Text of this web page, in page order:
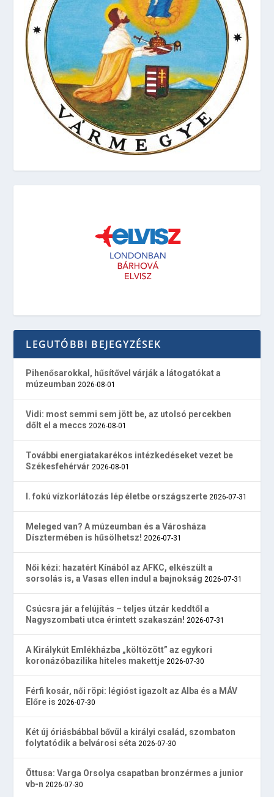
LEGUTÓBBI BEJEGYZÉSEK
Pihenősarokkal, hűsítővel várják a látogatókat a
múzeumban 2026-08-01
Vidi: most semmi sem jött be, az utolsó percekben
dőlt el a meccs 2026-08-01
További energiatakarékos intézkedéseket vezet be
Székesfehérvár 2026-08-01
I. fokú vízkorlátozás lép életbe országszerte 2026-07-31
Meleged van? A múzeumban és a Városháza
Dísztermében is hűsölhetsz! 2026-07-31
Női kézi: hazatért Kínából az AFKC, elkészült a
sorsolás is, a Vasas ellen indul a bajnokság 2026-07-31
Csúcsra jár a felújítás – teljes útzár keddtől a
Nagyszombati utca érintett szakaszán! 2026-07-31
A Királykút Emlékházba „költözött” az egykori
koronázóbazilika hiteles makettje 2026-07-30
Férfi kosár, női röpi: légióst igazolt az Alba és a MÁV
Előre is 2026-07-30
Két új óriásbábbal bővül a királyi család, szombaton
folytatódik a belvárosi séta 2026-07-30
Öttusa: Varga Orsolya csapatban bronzérmes a junior
vb-n 2026-07-30